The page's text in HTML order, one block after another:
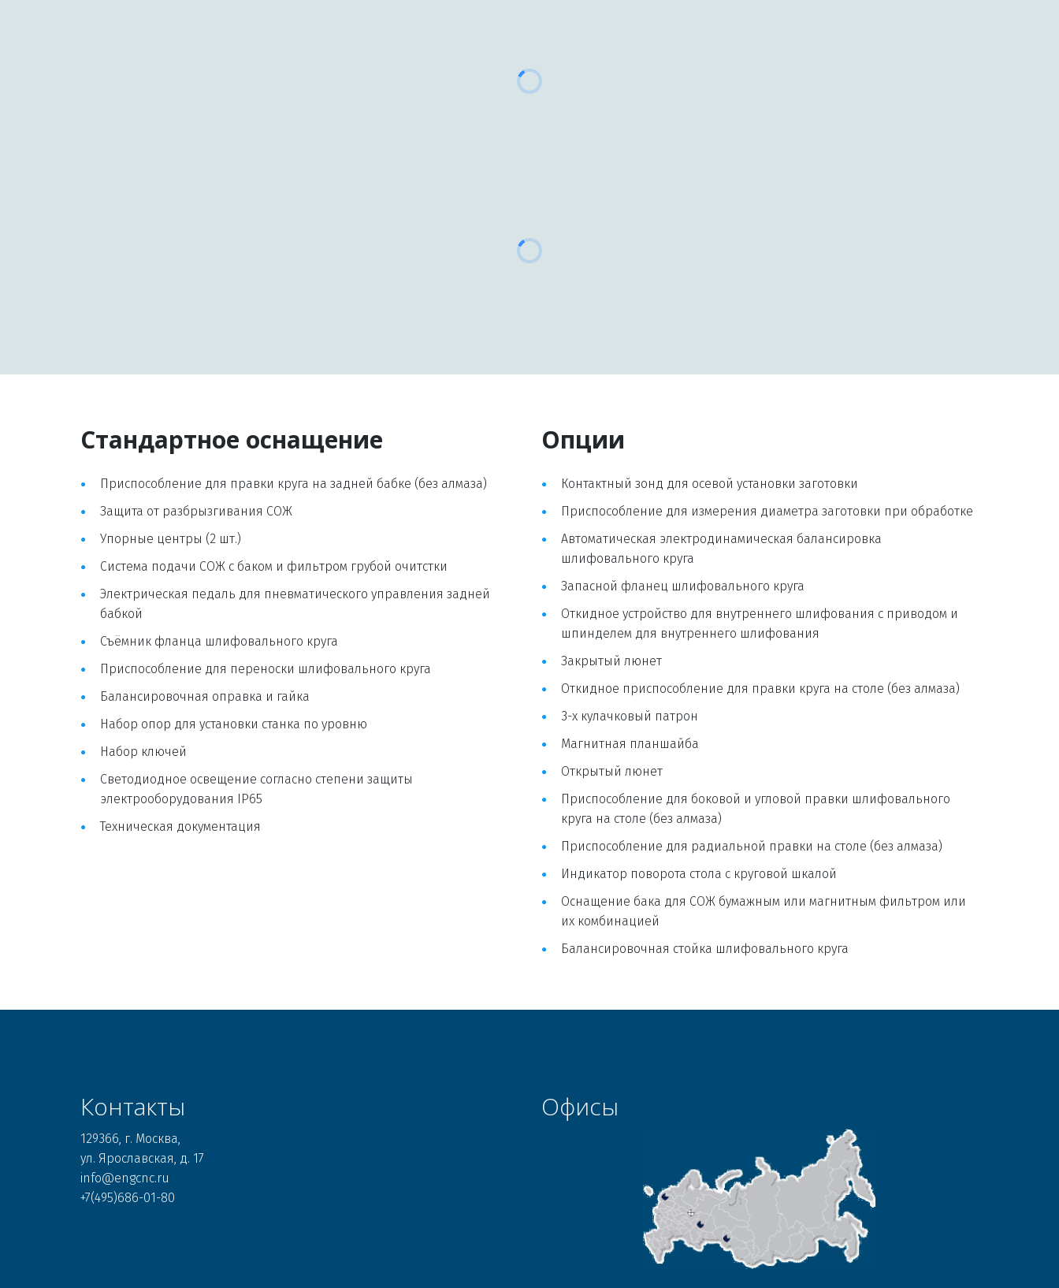
Стандартное оснащение
Приспособление для правки круга на задней бабке (без алмаза)
Защита от разбрызгивания СОЖ
Упорные центры (2 шт.)
Система подачи СОЖ с баком и фильтром грубой очитстки
Электрическая педаль для пневматического управления задней
бабкой
Съёмник фланца шлифовального круга
Приспособление для переноски шлифовального круга
Балансировочная оправка и гайка
Набор опор для установки станка по уровню
Набор ключей
Светодиодное освещение согласно степени защиты
электрооборудования IP65
Техническая документация
Опции
Контактный зонд для осевой установки заготовки
Приспособление для измерения диаметра заготовки при обработке
Автоматическая электродинамическая балансировка
шлифовального круга
Запасной фланец шлифовального круга
Откидное устройство для внутреннего шлифования с приводом и
шпинделем для внутреннего шлифования
Закрытый люнет
Откидное приспособление для правки круга на столе (без алмаза)
3-х кулачковый патрон
Магнитная планшайба
Открытый люнет
Приспособление для боковой и угловой правки шлифовального
круга на столе (без алмаза)
Приспособление для радиальной правки на столе (без алмаза)
Индикатор поворота стола с круговой шкалой
Оснащение бака для СОЖ бумажным или магнитным фильтром или
их комбинацией
Балансировочная стойка шлифовального круга
Контакты
129366, г. Москва,
ул. Ярославская, д. 17
info@engcnc.ru
+7(495)686-01-80
Офисы